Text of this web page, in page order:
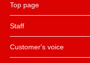
Top page
Staff
Customer's voice